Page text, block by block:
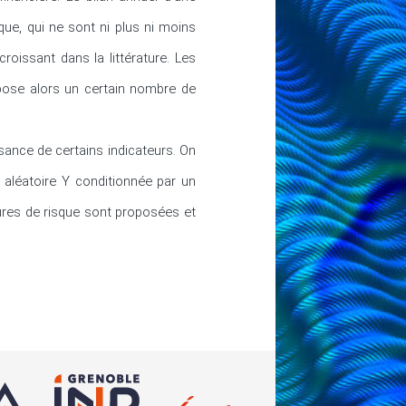
qui ne sont ni plus ni moins
dans la littérature. Les
alors un certain nombre de
de certains indicateurs. On
Y conditionnée par un
de risque sont proposées et